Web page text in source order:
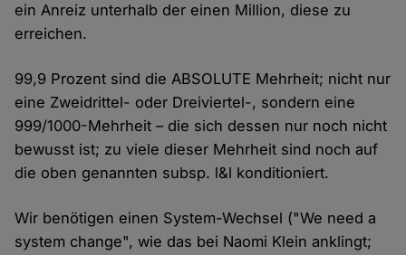
ein Anreiz unterhalb der einen Million, diese zu
erreichen.
99,9 Prozent sind die ABSOLUTE Mehrheit; nicht nur
eine Zweidrittel- oder Dreiviertel-, sondern eine
999/1000-Mehrheit – die sich dessen nur noch nicht
bewusst ist; zu viele dieser Mehrheit sind noch auf
die oben genannten subsp. l&l konditioniert.
Wir benötigen einen System-Wechsel ("We need a
system change", wie das bei Naomi Klein anklingt;